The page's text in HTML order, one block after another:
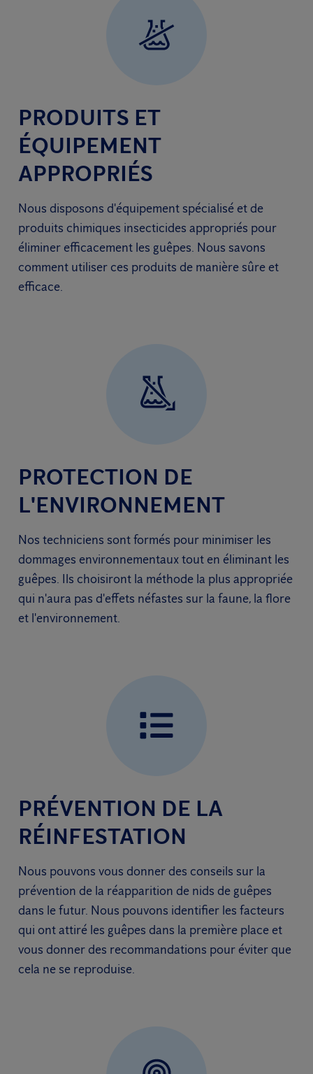
PRODUITS ET
ÉQUIPEMENT
APPROPRIÉS
Nous disposons d'équipement spécialisé et de
produits chimiques insecticides appropriés pour
éliminer efficacement les guêpes. Nous savons
comment utiliser ces produits de manière sûre et
efficace.
PROTECTION DE
L'ENVIRONNEMENT
Nos techniciens sont formés pour minimiser les
dommages environnementaux tout en éliminant les
guêpes. Ils choisiront la méthode la plus appropriée
qui n'aura pas d'effets néfastes sur la faune, la flore
et l'environnement.
PRÉVENTION DE LA
RÉINFESTATION
Nous pouvons vous donner des conseils sur la
prévention de la réapparition de nids de guêpes
dans le futur. Nous pouvons identifier les facteurs
qui ont attiré les guêpes dans la première place et
vous donner des recommandations pour éviter que
cela ne se reproduise.